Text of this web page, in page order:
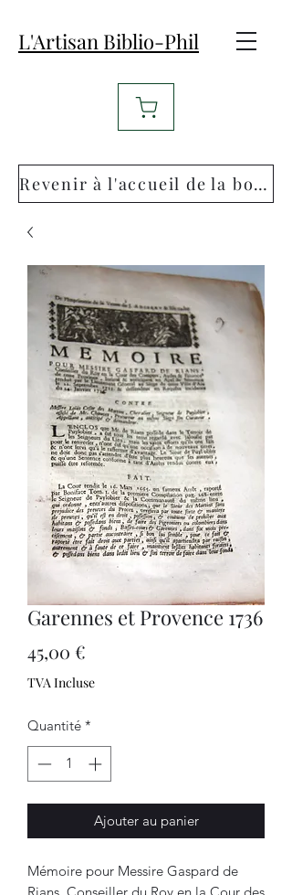
L'Artisan Biblio-Phil
Revenir à l'accueil de la boutique
Garennes et Provence 1736
45,00 €
TVA Incluse
Quantité *
Ajouter au panier
Mémoire pour Messire Gaspard de
Rians, Conseiller du Roy en la Cour des